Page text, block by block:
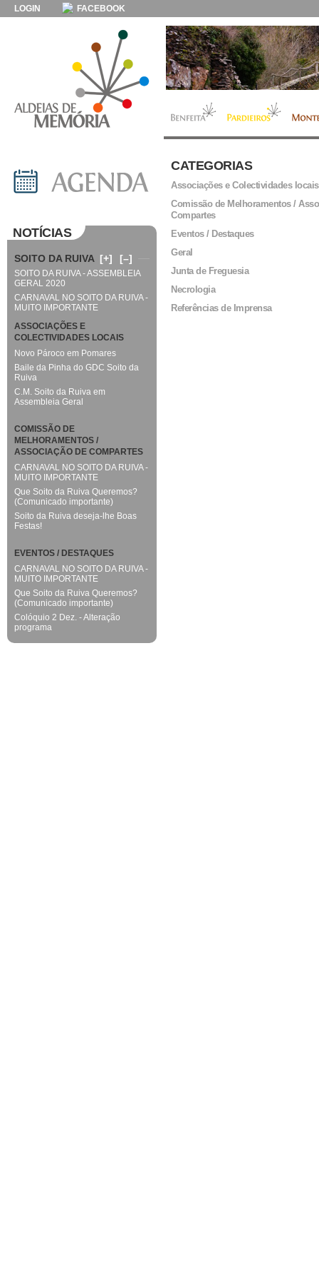
LOGIN FACEBOOK
CATEGORIAS
Associações e Colectividades locais
Comissão de Melhoramentos /
Compartes
Eventos / Destaques
Geral
Junta de Freguesia
Necrologia
Referências de Imprensa
NOTÍCIAS
SOITO DA RUIVA [+] [–]
SOITO DA RUIVA - ASSEMBLEIA
GERAL 2020
CARNAVAL NO SOITO DA RUIVA -
MUITO IMPORTANTE
ASSOCIAÇÕES E
COLECTIVIDADES LOCAIS
Novo Pároco em Pomares
Baile da Pinha do GDC Soito da
Ruiva
C.M. Soito da Ruiva em
Assembleia Geral
COMISSÃO DE
MELHORAMENTOS /
ASSOCIAÇÃO DE COMPARTES
CARNAVAL NO SOITO DA RUIVA -
MUITO IMPORTANTE
Que Soito da Ruiva Queremos?
(Comunicado importante)
Soito da Ruiva deseja-lhe Boas
Festas!
EVENTOS / DESTAQUES
CARNAVAL NO SOITO DA RUIVA -
MUITO IMPORTANTE
Que Soito da Ruiva Queremos?
(Comunicado importante)
Colóquio 2 Dez. - Alteração
programa